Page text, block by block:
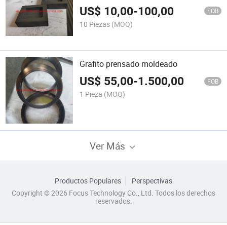
US$ 10,00-100,00 FOB
10 Piezas (MOQ)
Grafito prensado moldeado
US$ 55,00-1.500,00 FOB
1 Pieza (MOQ)
Ver Más
Productos Populares
Perspectivas
Copyright © 2026 Focus Technology Co., Ltd. Todos los derechos
reservados.